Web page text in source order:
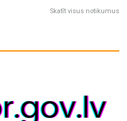
Skatīt visus notikumus